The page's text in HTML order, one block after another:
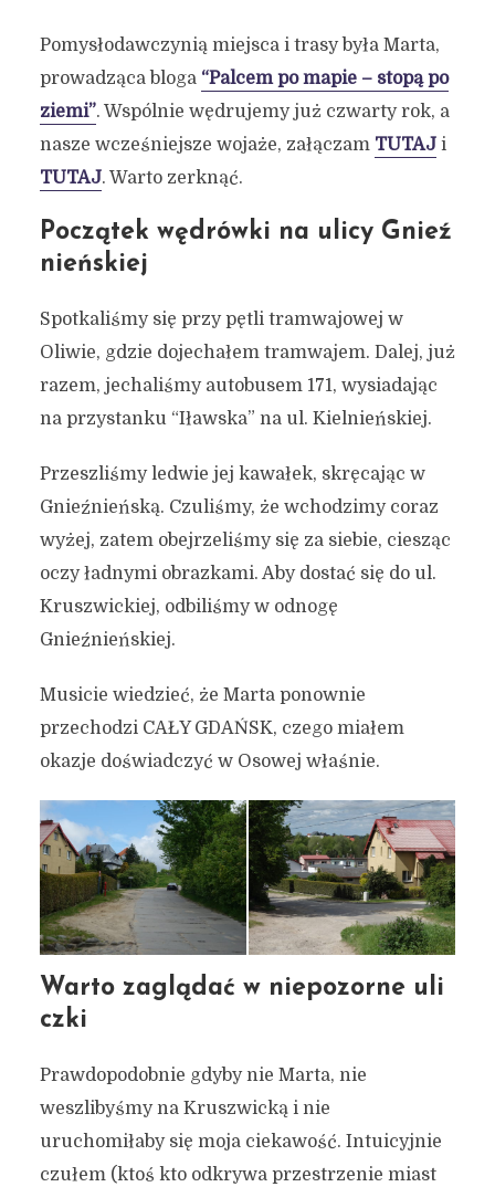
Pomysłodawczynią miejsca i trasy była Marta,
prowadząca bloga “Palcem po mapie – stopą po
ziemi”. Wspólnie wędrujemy już czwarty rok, a
nasze wcześniejsze wojaże, załączam TUTAJi
TUTAJ. Warto zerknąć.
Początek wędrówki na ulicy Gnieź
nieńskiej
Spotkaliśmy się przy pętli tramwajowej w
Oliwie, gdzie dojechałem tramwajem. Dalej, już
razem, jechaliśmy autobusem 171, wysiadając
na przystanku “Iławska” na ul. Kielnieńskiej.
Przeszliśmy ledwie jej kawałek, skręcając w
Gnieźnieńską. Czuliśmy, że wchodzimy coraz
wyżej, zatem obejrzeliśmy się za siebie, ciesząc
oczy ładnymi obrazkami. Aby dostać się do ul.
Kruszwickiej, odbiliśmy w odnogę
Gnieźnieńskiej.
Musicie wiedzieć, że Marta ponownie
przechodzi CAŁY GDAŃSK, czego miałem
okazje doświadczyć w Osowej właśnie.
Warto zaglądać w niepozorne uli
czki
Prawdopodobnie gdyby nie Marta, nie
weszlibyśmy na Kruszwicką i nie
uruchomiłaby się moja ciekawość. Intuicyjnie
czułem (ktoś kto odkrywa przestrzenie miast